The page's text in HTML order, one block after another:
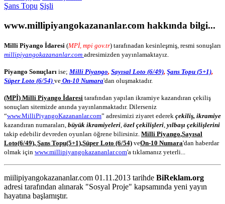
Şans Topu Şişli
www.millipiyangokazananlar.com hakkında bilgi...
Milli Piyango İdaresi (MPİ, mpi gov.tr) tarafınadan kesinleşmiş, resmi sonuşları
millipiyangokazananlar.com adresimizden yayınlamaktayız.
Piyango Sonuçları ise; Milli Piyango, Sayısal Loto (6/49), Şans Topu (5+1),
Süper Loto (6/54) ve On-10 Numara'dan oluşmaktadır.
(MPİ) Milli Piyango İdaresi tarafından yapılan ikramiye kazandıran çekiliş
sonuçları sitemizde anında yayınlanmaktadır. Dilerseniz
“www.MilliPiyangoKazananlar.com” adresimizi ziyaret ederek çekiliş, ikramiye
kazandıran numaraları, büyük ikramiyeleri özel çekilişleri yılbaşı çekilişlerini
takip edebilir devreden oyunları öğrene bilirsiniz. Milli Piyango,Sayısal
Loto(6/49), Şans Topu(5+1),Süper Loto (6/54) veOn-10 Numara'dan haberdar
olmak için www.millipiyangokazananlar.com'a tıklamanız yeterli...
miilipiyangokazananlar.com 01.11.2013 tarihde BiReklam.org
adresi tarafından alınarak "Sosyal Proje" kapsamında yeni yayın
hayatına başlamıştır.